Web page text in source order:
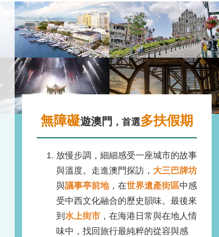
無障礙遊澳門 ，首選多扶假期
放慢步調，細細感受一座城市的故事
與溫度。走進澳門探訪， 大三巴牌坊
與議事亭前地，在世界遺產街區中感
受中西文化融合的歷史韻味。最後來
到 水上街市 ，在海港日常與在地人情
味中，找回旅行最純粹的從容與感